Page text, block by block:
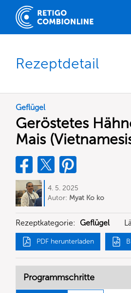
Rezeptdetail
Geflügel
Geröstetes
Mais
4. 5. 2025
Autor: Myat Ko ko
Rezeptkategorie: Geflügel
PDF herunterladen
Programmschritte